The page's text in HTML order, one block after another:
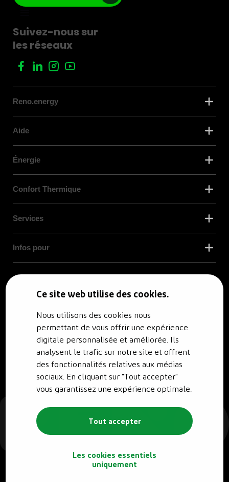
Ce site web utilise des cookies.
Nous utilisons des cookies nous
permettant de vous offrir une expérience
digitale personnalisée et améliorée. Ils
analysent le trafic sur notre site et offrent
des fonctionnalités relatives aux médias
sociaux. En cliquant sur "Tout accepter"
vous garantissez une expérience optimale.
Tout accepter
Les cookies essentiels
uniquement
Suivez-nous sur
les réseaux
Reno.energy
Aide
Énergie
Confort Thermique
Services
Infos pour
Politique de confidentialité